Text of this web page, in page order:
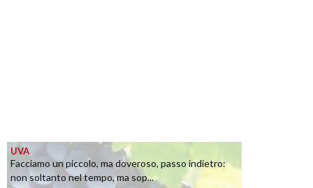
UVA
Facciamo un piccolo, ma doveroso, passo indietro:
non soltanto nel tempo, ma sop...